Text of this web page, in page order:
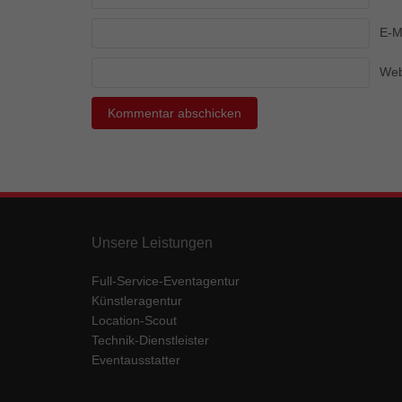
E-
Unsere Leistungen
Full-Service-Eventagentur
Künstleragentur
Location-Scout
Technik-Dienstleister
Eventausstatter